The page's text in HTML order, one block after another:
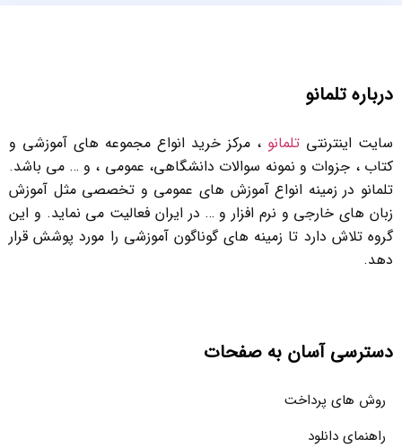
درباره تلمانو
سایت اینترنتی تلمانو ، مرکز خرید انواع مجموعه های آموزشی و
کتاب ، جزوات و نمونه سوالات دانشگاهی، عمومی ، و … می باشد.
تلمانو در زمینه انواع آموزش های عمومی و تخصصی مثل آموزش
زبان های خارجی و نرم افزار و … در ایران فعالیت می نماید. و این
گروه تلاش دارد تا زمینه های گوناگون آموزشی را مورد پوشش قرار
دهد.
دسترسی آسان به صفحات
روش های پرداخت
راهنمای دانلود